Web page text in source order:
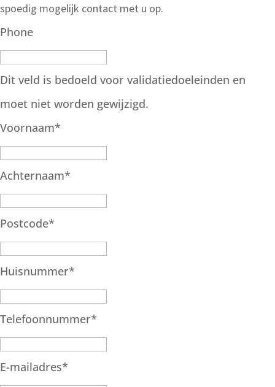
spoedig mogelijk contact met u op.
Phone
Dit veld is bedoeld voor validatiedoeleinden en
moet niet worden gewijzigd.
Voornaam*
Achternaam*
Postcode*
Huisnummer*
Telefoonnummer*
E-mailadres*